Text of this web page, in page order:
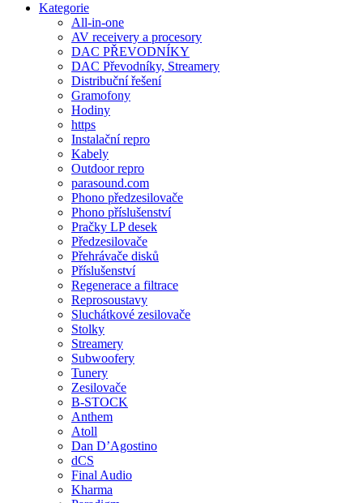
Kategorie
All-in-one
AV receivery a procesory
DAC PŘEVODNÍKY
DAC Převodníky, Streamery
Distribuční řešení
Gramofony
Hodiny
https
Instalační repro
Kabely
Outdoor repro
parasound.com
Phono předzesilovače
Phono příslušenství
Pračky LP desek
Předzesilovače
Přehrávače disků
Příslušenství
Regenerace a filtrace
Reprosoustavy
Sluchátkové zesilovače
Stolky
Streamery
Subwoofery
Tunery
Zesilovače
B-STOCK
Anthem
Atoll
Dan D’Agostino
dCS
Final Audio
Kharma